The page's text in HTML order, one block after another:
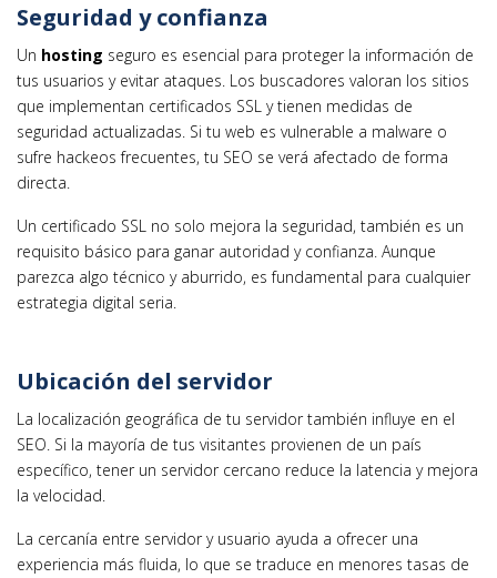
Seguridad y confianza
Un hosting seguro es esencial para proteger la información de
tus usuarios y evitar ataques. Los buscadores valoran los sitios
que implementan certificados SSL y tienen medidas de
seguridad actualizadas. Si tu web es vulnerable a malware o
sufre hackeos frecuentes, tu SEO se verá afectado de forma
directa.
Un certificado SSL no solo mejora la seguridad, también es un
requisito básico para ganar autoridad y confianza. Aunque
parezca algo técnico y aburrido, es fundamental para cualquier
estrategia digital seria.
Ubicación del servidor
La localización geográfica de tu servidor también influye en el
SEO. Si la mayoría de tus visitantes provienen de un país
específico, tener un servidor cercano reduce la latencia y mejora
la velocidad.
La cercanía entre servidor y usuario ayuda a ofrecer una
experiencia más fluida, lo que se traduce en menores tasas de